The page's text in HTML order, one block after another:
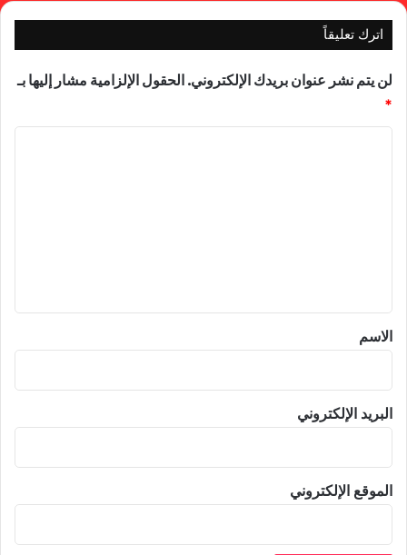
اترك تعليقاً
لن يتم نشر عنوان بريدك الإلكتروني. الحقول الإلزامية مشار إليها بـ
*
*
الاسم
البريد الإلكتروني
الموقع الإلكتروني